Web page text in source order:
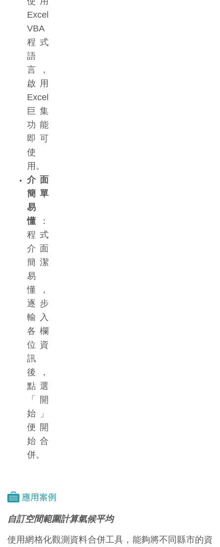
Excel
VBA
程式
語
言，
啟用
Excel
巨集
功能
即可
使
用。
介面
簡單
易
懂
：
程式
介面
簡潔
易
懂，
逐步
輸入
各欄
位資
訊
後，
點選
「開
始」
便開
始合
併。
自訂空間範圍計算氣候平均
使用網格化觀測資料合併工具，能夠將不同縣市的資